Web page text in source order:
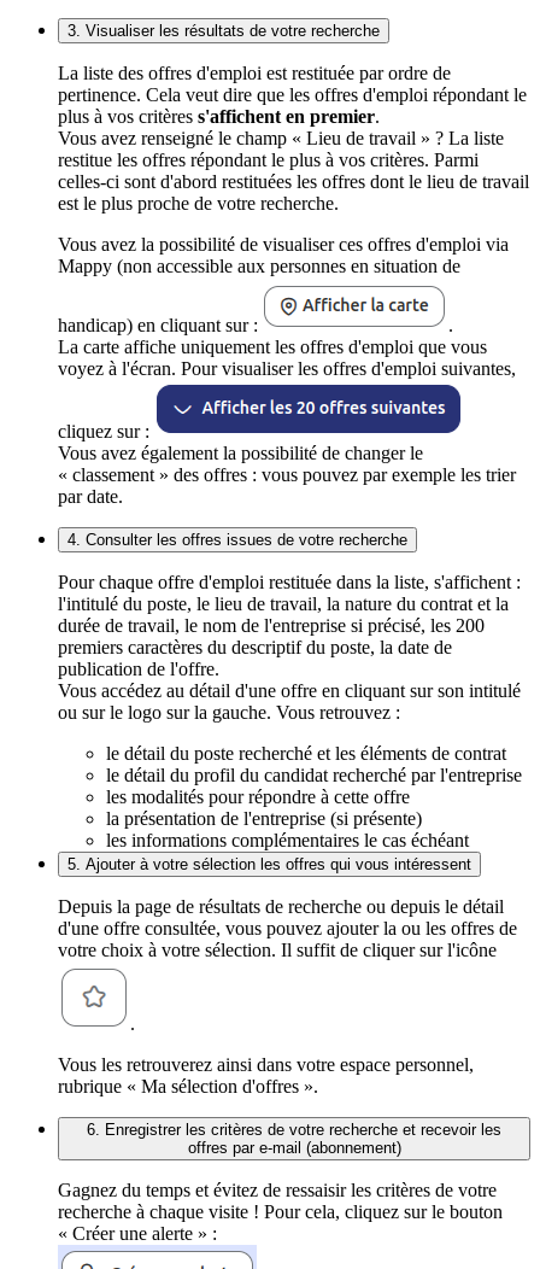
3. Visualiser les résultats de votre recherche
La liste des offres d'emploi est restituée par ordre de
pertinence. Cela veut dire que les offres d'emploi répondant le
plus à vos critères s'affichent en premier.
Vous avez renseigné le champ « Lieu de travail » ? La liste
restitue les offres répondant le plus à vos critères. Parmi
celles-ci sont d'abord restituées les offres dont le lieu de travail
est le plus proche de votre recherche.
Vous avez la possibilité de visualiser ces offres d'emploi via
Mappy (non accessible aux personnes en situation de
handicap) en cliquant sur :
.
La carte affiche uniquement les offres d'emploi que vous
voyez à l'écran. Pour visualiser les offres d'emploi suivantes,
cliquez sur :
Vous avez également la possibilité de changer le
« classement » des offres : vous pouvez par exemple les trier
par date.
4. Consulter les offres issues de votre recherche
Pour chaque offre d'emploi restituée dans la liste, s'affichent :
l'intitulé du poste, le lieu de travail, la nature du contrat et la
durée de travail, le nom de l'entreprise si précisé, les 200
premiers caractères du descriptif du poste, la date de
publication de l'offre.
Vous accédez au détail d'une offre en cliquant sur son intitulé
ou sur le logo sur la gauche. Vous retrouvez :
le détail du poste recherché et les éléments de contrat
le détail du profil du candidat recherché par l'entreprise
les modalités pour répondre à cette offre
la présentation de l'entreprise (si présente)
les informations complémentaires le cas échéant
5. Ajouter à votre sélection les offres qui vous intéressent
Depuis la page de résultats de recherche ou depuis le détail
d'une offre consultée, vous pouvez ajouter la ou les offres de
votre choix à votre sélection. Il suffit de cliquer sur l'icône
.
Vous les retrouverez ainsi dans votre espace personnel,
rubrique « Ma sélection d'offres ».
6. Enregistrer les critères de votre recherche et recevoir les
offres par e-mail (abonnement)
Gagnez du temps et évitez de ressaisir les critères de votre
recherche à chaque visite ! Pour cela, cliquez sur le bouton
« Créer une alerte » :